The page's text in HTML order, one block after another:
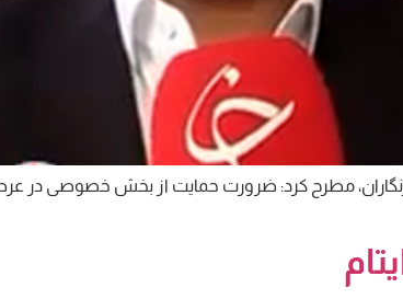
مطرح کرد: ضرورت حمایت از بخش خصوصی در